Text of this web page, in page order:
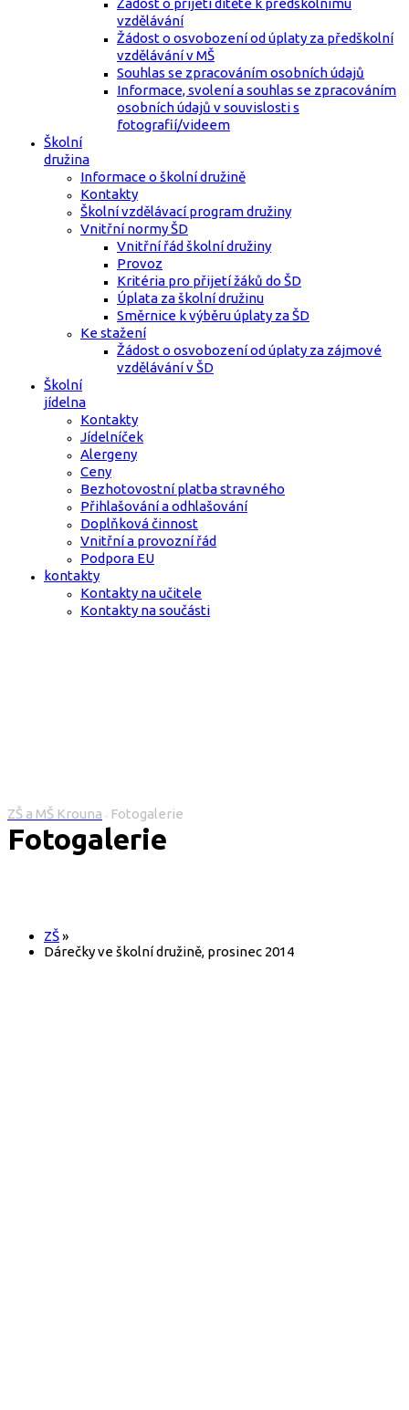
Žádost o přijetí dítěte k předškolnímu
vzdělávání
Žádost o osvobození od úplaty za předškolní
vzdělávání v MŠ
Souhlas se zpracováním osobních údajů
Informace, svolení a souhlas se zpracováním
osobních údajů v souvislosti s
fotografií/videem
Školní
družina
Informace o školní družině
Kontakty
Školní vzdělávací program družiny
Vnitřní normy ŠD
Vnitřní řád školní družiny
Provoz
Kritéria pro přijetí žáků do ŠD
Úplata za školní družinu
Směrnice k výběru úplaty za ŠD
Ke stažení
Žádost o osvobození od úplaty za zájmové
vzdělávání v ŠD
Školní
jídelna
Kontakty
Jídelníček
Alergeny
Ceny
Bezhotovostní platba stravného
Přihlašování a odhlašování
Doplňková činnost
Vnitřní a provozní řád
Podpora EU
kontakty
Kontakty na učitele
Kontakty na součásti
ZŠ a MŠ Krouna > Fotogalerie
Fotogalerie
ZŠ»
Dárečky ve školní družině, prosinec 2014